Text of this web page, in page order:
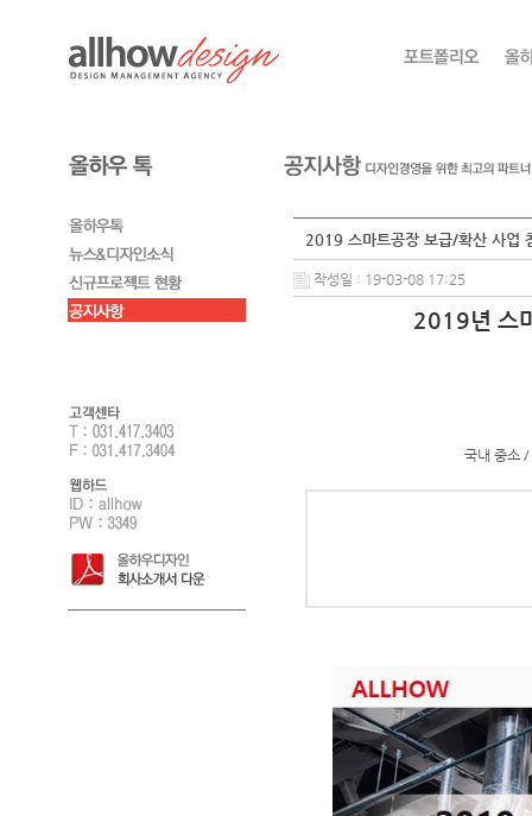
2019 스마트공장 보급/확산 사업
작성일 : 19-03-08 17:25
2019년 스
국내 중소 /